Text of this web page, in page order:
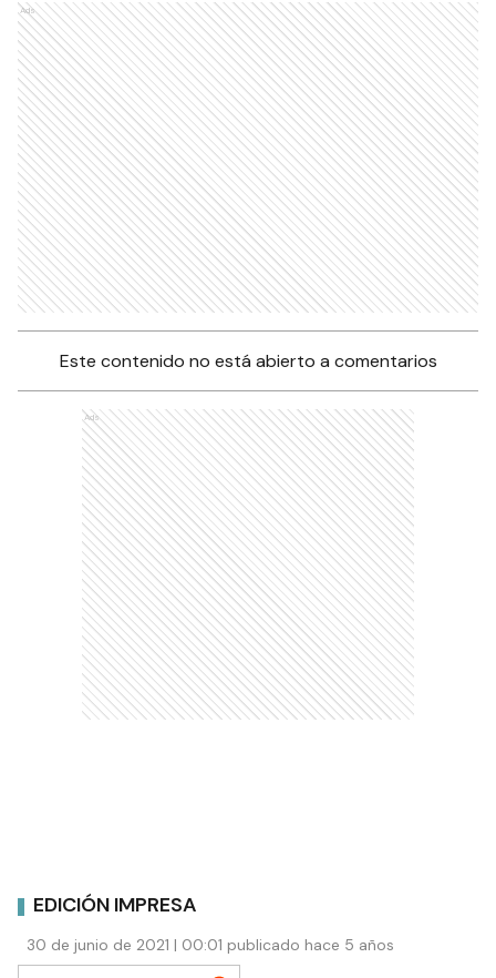
Ads
Este contenido no está abierto a comentarios
Ads
EDICIÓN IMPRESA
30 de junio de 2021 | 00:01 publicado hace 5 años